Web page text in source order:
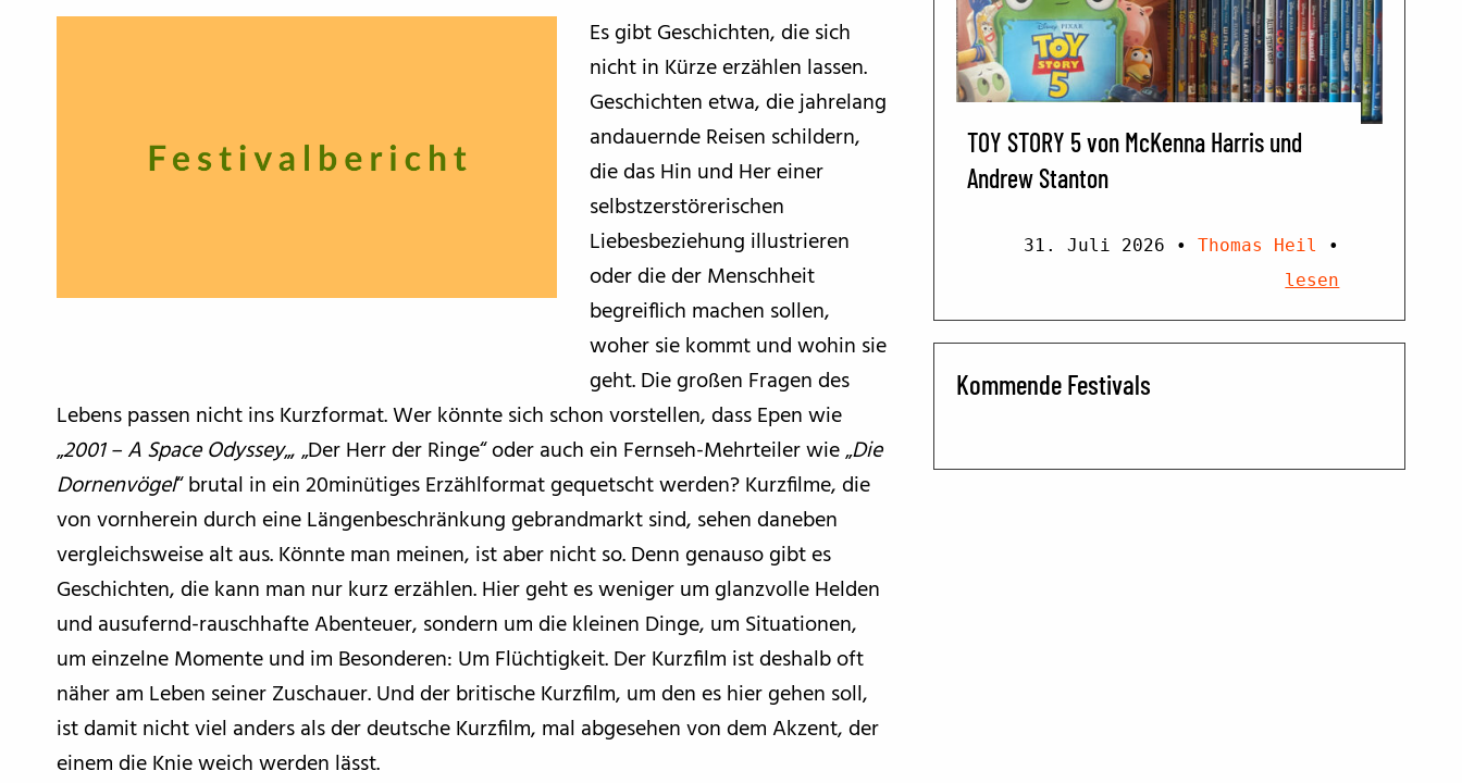
FILMKRITIKEN
FILM- UND SERIEN-TIPPS
BFF ON THE ROAD
Es gibt Geschichten, die sich
nicht in Kürze erzählen lassen.
Geschichten etwa, die jahrelang
andauernde Reisen schildern,
die das Hin und Her einer
selbstzerstörerischen
Liebesbeziehung illustrieren
oder die der Menschheit
begreiflich machen sollen,
woher sie kommt und wohin sie
geht. Die großen Fragen des
Lebens passen nicht ins Kurzformat. Wer könnte sich schon vorstellen, dass Epen wie
„2001 – A Space Odyssey„, „Der Herr der Ringe“ oder auch ein Fernseh-Mehrteiler wie „Die
Dornenvögel“ brutal in ein 20minütiges Erzählformat gequetscht werden? Kurzfilme, die
von vornherein durch eine Längenbeschränkung gebrandmarkt sind, sehen daneben
vergleichsweise alt aus. Könnte man meinen, ist aber nicht so. Denn genauso gibt es
Geschichten, die kann man nur kurz erzählen. Hier geht es weniger um glanzvolle Helden
und ausufernd-rauschhafte Abenteuer, sondern um die kleinen Dinge, um Situationen,
um einzelne Momente und im Besonderen: Um Flüchtigkeit. Der Kurzfilm ist deshalb oft
näher am Leben seiner Zuschauer. Und der britische Kurzfilm, um den es hier gehen soll,
ist damit nicht viel anders als der deutsche Kurzfilm, mal abgesehen von dem Akzent, der
einem die Knie weich werden lässt.
TOY STORY 5 von McKenna Harris und
Andrew Stanton
31. Juli 2026 • Thomas Heil
•
lesen
Kommende Festivals